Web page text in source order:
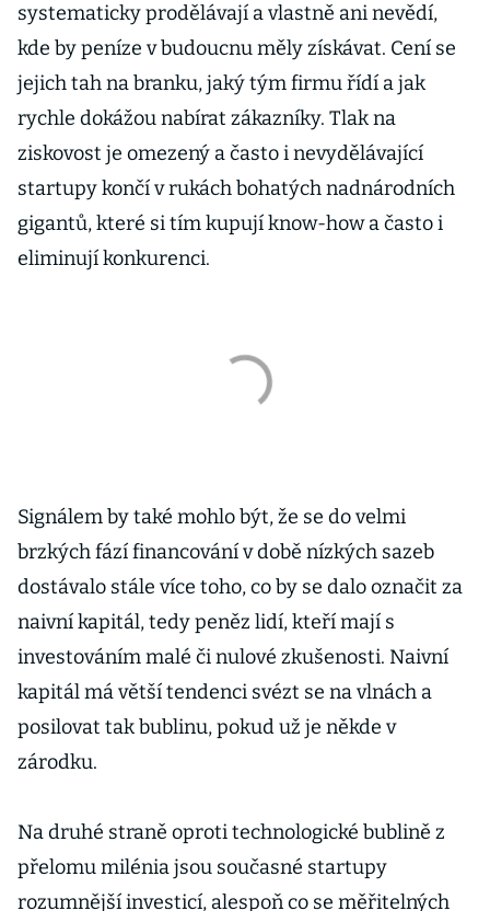
systematicky prodělávají a vlastně ani nevědí,
kde by peníze v budoucnu měly získávat. Cení se
jejich tah na branku, jaký tým firmu řídí a jak
rychle dokážou nabírat zákazníky. Tlak na
ziskovost je omezený a často i nevydělávající
startupy končí v rukách bohatých nadnárodních
gigantů, které si tím kupují know-how a často i
eliminují konkurenci.
Signálem by také mohlo být, že se do velmi
brzkých fází financování v době nízkých sazeb
dostávalo stále více toho, co by se dalo označit za
naivní kapitál, tedy peněz lidí, kteří mají s
investováním malé či nulové zkušenosti. Naivní
kapitál má větší tendenci svézt se na vlnách a
posilovat tak bublinu, pokud už je někde v
zárodku.
Na druhé straně oproti technologické bublině z
přelomu milénia jsou současné startupy
rozumnější investicí, alespoň co se měřitelných